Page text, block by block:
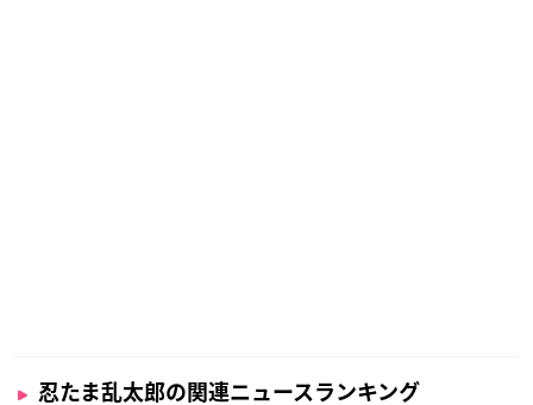
忍たま乱太郎の関連ニュースランキング